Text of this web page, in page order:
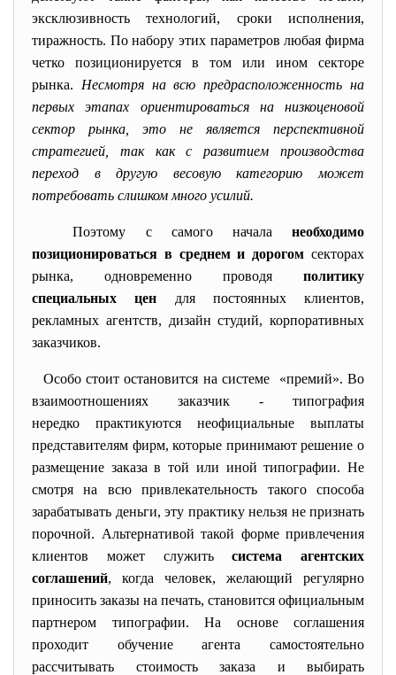
эксклюзивность технологий, сроки исполнения,
тиражность. По набору этих параметров любая фирма
четко позиционируется в том или ином секторе
рынка. Несмотря на всю предрасположенность на
первых этапах ориентироваться на низкоценовой
сектор рынка, это не является перспективной
стратегией, так как с развитием производства
переход в другую весовую категорию может
потребовать слишком много усилий.
Поэтому с самого началанеобходимо
позиционироваться в среднем и дорогом секторах
рынка, одновременно проводя политику
специальных цен для постоянных клиентов,
рекламных агентств, дизайн студий, корпоративных
заказчиков.
Особо стоит остановится на системе «премий». Во
взаимоотношениях заказчик - типография
нередко практикуются неофициальные выплаты
представителям фирм, которые принимают решение о
размещение заказа в той или иной типографии. Не
смотря на всю привлекательность такого способа
зарабатывать деньги, эту практику нельзя не признать
порочной. Альтернативой такой форме привлечения
клиентов может служитьсистема агентских
соглашений, когда человек, желающий регулярно
приносить заказы на печать, становится официальным
партнером типографии. На основе соглашения
проходит обучение агента самостоятельно
рассчитывать стоимость заказа и выбирать